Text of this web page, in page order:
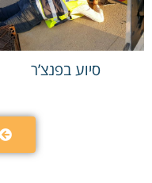
סיוע בפנצ’ר